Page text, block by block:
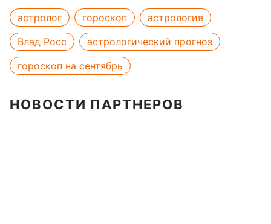
астролог гороскоп
астрология
Влад Росс
астрологический прогноз
гороскоп на сентябрь
НОВОСТИ ПАРТНЕРОВ